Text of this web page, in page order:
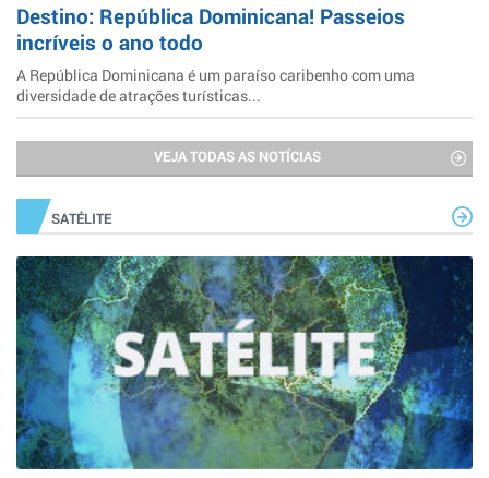
Destino: República Dominicana! Passeios
incríveis o ano todo
A República Dominicana é um paraíso caribenho com uma
diversidade de atrações turísticas...
VEJA TODAS AS NOTÍCIAS
SATÉLITE